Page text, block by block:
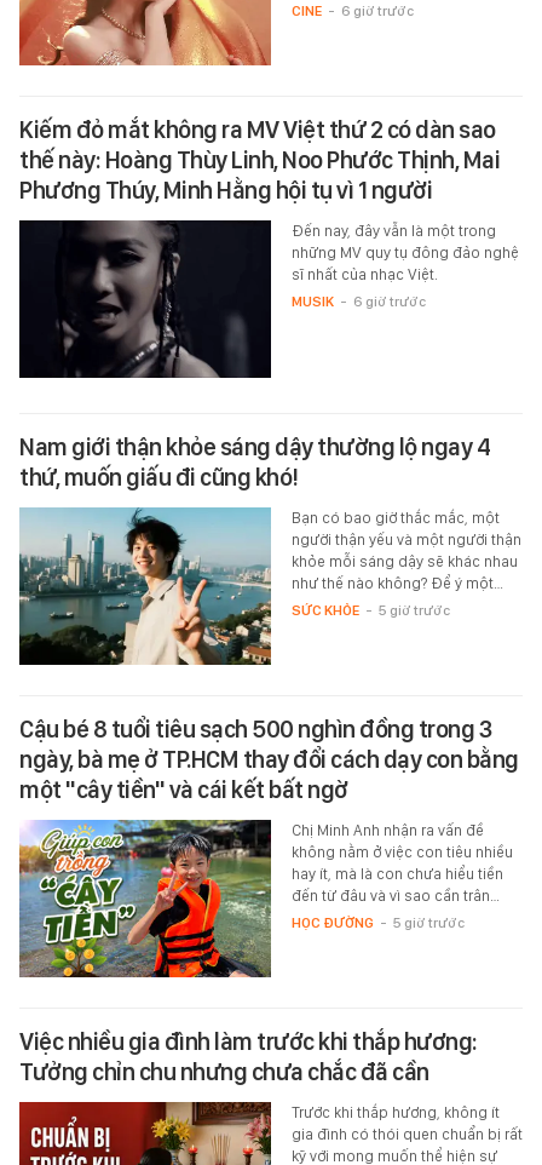
CINE - 6 giờ trước
Kiếm đỏ mắt không ra MV Việt thứ 2 có dàn sao
thế này: Hoàng Thùy Linh, Noo Phước Thịnh, Mai
Phương Thúy, Minh Hằng hội tụ vì 1 người
Đến nay, đây vẫn là một trong
những MV quy tụ đông đảo nghệ
sĩ nhất của nhạc Việt.
MUSIK - 6 giờ trước
Nam giới thận khỏe sáng dậy thường lộ ngay 4
thứ, muốn giấu đi cũng khó!
Bạn có bao giờ thắc mắc, một
người thận yếu và một người thận
khỏe mỗi sáng dậy sẽ khác nhau
như thế nào không? Để ý một…
SỨC KHỎE - 5 giờ trước
Cậu bé 8 tuổi tiêu sạch 500 nghìn đồng trong 3
ngày, bà mẹ ở TP.HCM thay đổi cách dạy con bằng
một "cây tiền" và cái kết bất ngờ
Chị Minh Anh nhận ra vấn đề
không nằm ở việc con tiêu nhiều
hay ít, mà là con chưa hiểu tiền
đến từ đâu và vì sao cần trân…
HỌC ĐƯỜNG - 5 giờ trước
Việc nhiều gia đình làm trước khi thắp hương:
Tưởng chỉn chu nhưng chưa chắc đã cần
Trước khi thắp hương, không ít
gia đình có thói quen chuẩn bị rất
kỹ với mong muốn thể hiện sự